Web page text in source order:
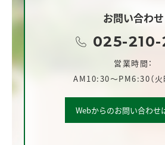
お問い合わせ
025-210-
営業時間：
AM10:30～PM6:30（火
Webからのお問い合わせ